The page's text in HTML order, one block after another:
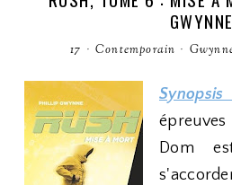
GWYNNE
17 · Contemporain ·
Synopsis
Dom